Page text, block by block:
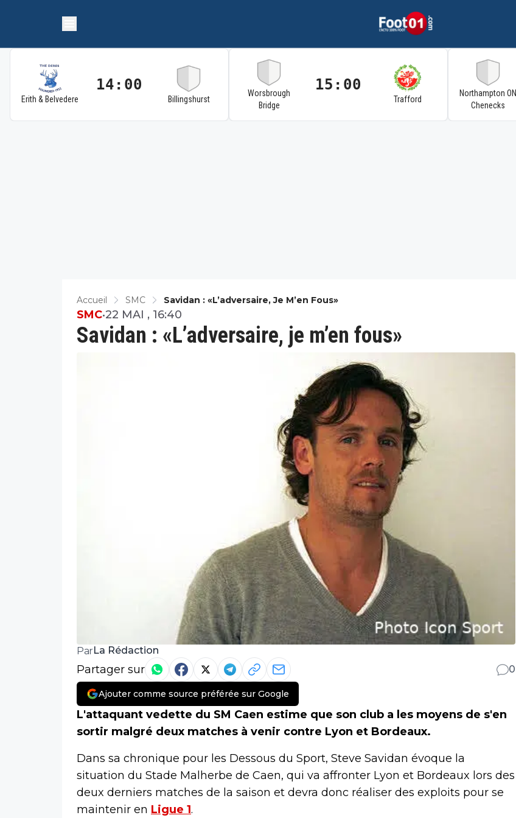
Erith & Belvedere
14:00
Billingshurst
Worsbrough
Bridge
15:00
Trafford
Northampton ON
Chenecks
Accueil SMC Savidan : «L’adversaire, Je M’en Fous»
Savidan : «L’adversaire, je m’en fous»
SMC•22 MAI , 16:40
Par La Rédaction
Partager sur 0
Ajouter comme source préférée sur Google
L'attaquant vedette du SM Caen estime que son club a les moyens de s'en
sortir malgré deux matches à venir contre Lyon et Bordeaux.
Dans sa chronique pour les Dessous du Sport, Steve Savidan évoque la
situation du Stade Malherbe de Caen, qui va affronter Lyon et Bordeaux lors des
deux derniers matches de la saison et devra donc réaliser des exploits pour se
maintenir en Ligue 1.